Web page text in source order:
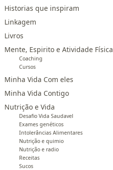
Historias que inspiram
Linkagem
Livros
Mente, Espirito e Atividade Física
Coaching
Cursos
Minha Vida Com eles
Minha Vida Contigo
Nutrição e Vida
Desafio Vida Saudavel
Exames genéticos
Intolerâncias Alimentares
Nutrição e quimio
Nutrição e radio
Receitas
Sucos